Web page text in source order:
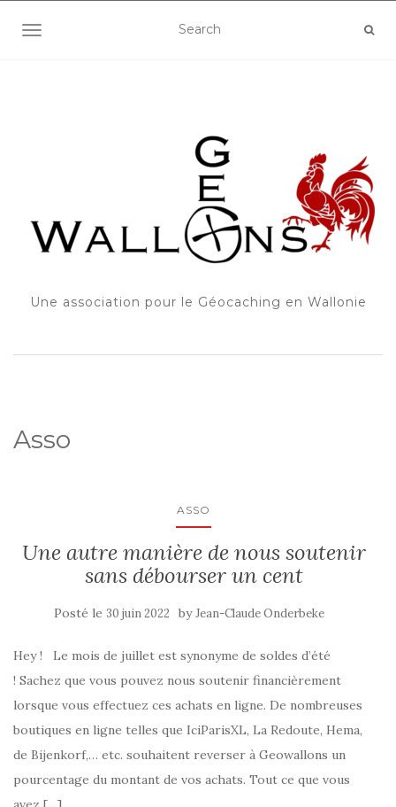
OUVRIR/FERMER LA NAVIGATION
Une association pour le Géocaching en Wallonie
Asso
ASSO
Une autre manière de nous soutenir
sans débourser un cent
Posté le 30 juin 2022 byJean-Claude Onderbeke
Hey ! Le mois de juillet est synonyme de soldes d’été
! Sachez que vous pouvez nous soutenir financièrement
lorsque vous effectuez ces achats en ligne. De nombreuses
boutiques en ligne telles que IciParisXL, La Redoute, Hema,
de Bijenkorf,… etc. souhaitent reverser à Geowallons un
pourcentage du montant de vos achats. Tout ce que vous